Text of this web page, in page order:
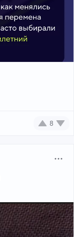
8